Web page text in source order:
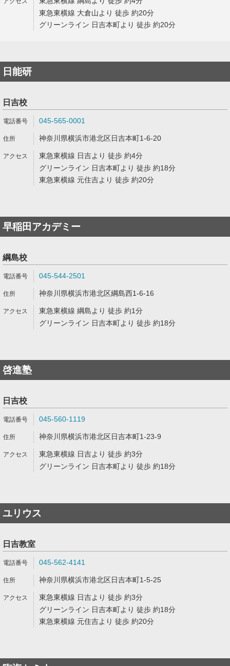
東急東横線 大倉山より 徒歩 約20分
グリーンライン 日吉本町より 徒歩 約20分
日能研
日吉校
045-565-0001
神奈川県横浜市港北区日吉本町1-6-20
東急東横線 日吉より 徒歩 約4分
グリーンライン 日吉本町より 徒歩 約18分
東急東横線 元住吉より 徒歩 約20分
早稲田アカデミー
綱島校
045-544-2501
神奈川県横浜市港北区綱島西1-6-16
東急東横線 綱島より 徒歩 約1分
グリーンライン 日吉本町より 徒歩 約18分
啓進塾
日吉校
045-560-1119
神奈川県横浜市港北区日吉本町1-23-9
東急東横線 日吉より 徒歩 約3分
グリーンライン 日吉本町より 徒歩 約18分
ユリウス
日吉教室
045-562-4141
神奈川県横浜市港北区日吉本町1-5-25
東急東横線 日吉より 徒歩 約3分
グリーンライン 日吉本町より 徒歩 約18分
東急東横線 元住吉より 徒歩 約20分